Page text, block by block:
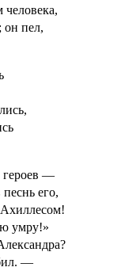
он пел,
героев —
его,
умру!»
—